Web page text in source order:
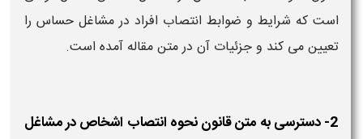
است که شرایط و ضوابط انتصاب افراد در مشاغل حساس را
تعیین می کند و جزئیات آن در متن مقاله آمده است.
2- دسترسی به متن قانون نحوه انتصاب اشخاص در مشاغل